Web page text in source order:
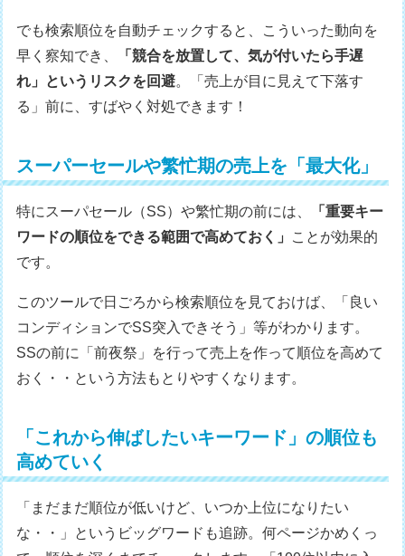
でも検索順位を自動チェックすると、こういった動向を
早く察知でき、
「競合を放置して、気が付いたら手遅
れ」というリスクを回避。「売上が目に見えて下落す
る」前に、すばやく対処できます！
スーパーセールや繁忙期の売上を「最大化」
特にスーパセール（SS）や繁忙期の前には、
「重要キー
ワードの順位をできる範囲で高めておく」 ことが効果的
です。
このツールで日ごろから検索順位を見ておけば、「良い
コンディションでSS突入できそう」等がわかります。
SSの前に「前夜祭」を行って売上を作って順位を高めて
おく・・という方法もとりやすくなります。
「これから伸ばしたいキーワード」の順位も
高めていく
「まだまだ順位が低いけど、いつか上位になりたい
な・・」というビッグワードも追跡。何ページかめくっ